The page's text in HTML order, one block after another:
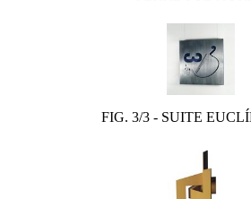
FIG. 3/3 - SUITE